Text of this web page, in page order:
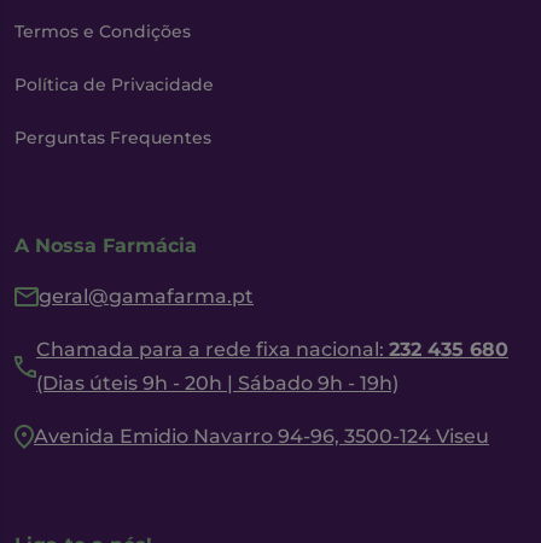
Termos e Condições
Política de Privacidade
Perguntas Frequentes
A Nossa Farmácia
geral@gamafarma.pt
Chamada para a rede fixa nacional: 232 435 680
(Dias úteis 9h - 20h | Sábado 9h - 19h)
Avenida Emidio Navarro 94-96, 3500-124 Viseu